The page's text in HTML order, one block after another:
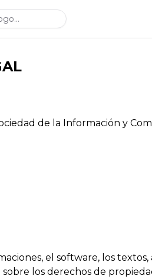
de la Información y
el software, los
los derechos de